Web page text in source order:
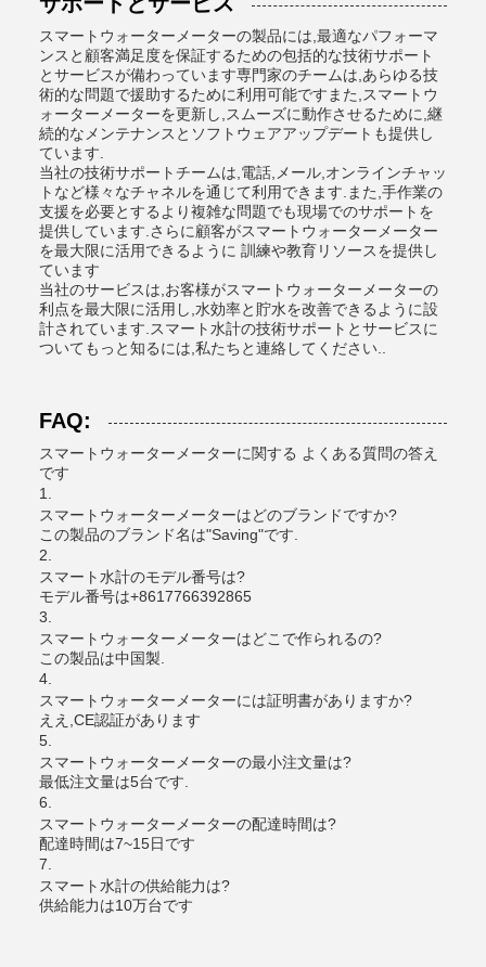
スマートウォーターメーターの製品には,最適なパフォーマ
ンスと顧客満足度を保証するための包括的な技術サポート
とサービスが備わっています専門家のチームは,あらゆる技
術的な問題で援助するために利用可能ですまた,スマートウ
ォーターメーターを更新し,スムーズに動作させるために,継
続的なメンテナンスとソフトウェアアップデートも提供し
ています.
当社の技術サポートチームは,電話,メール,オンラインチャッ
トなど様々なチャネルを通じて利用できます.また,手作業の
支援を必要とするより複雑な問題でも現場でのサポートを
提供しています.さらに顧客がスマートウォーターメーター
を最大限に活用できるように 訓練や教育リソースを提供し
ています
当社のサービスは,お客様がスマートウォーターメーターの
利点を最大限に活用し,水効率と貯水を改善できるように設
計されています.スマート水計の技術サポートとサービスに
ついてもっと知るには,私たちと連絡してください..
FAQ:
スマートウォーターメーターに関する よくある質問の答え
です
1.
スマートウォーターメーターはどのブランドですか?
この製品のブランド名は"Saving"です.
2.
スマート水計のモデル番号は?
モデル番号は+8617766392865
3.
スマートウォーターメーターはどこで作られるの?
この製品は中国製.
4.
スマートウォーターメーターには証明書がありますか?
ええ,CE認証があります
5.
スマートウォーターメーターの最小注文量は?
最低注文量は5台です.
6.
スマートウォーターメーターの配達時間は?
配達時間は7~15日です
7.
スマート水計の供給能力は?
供給能力は10万台です